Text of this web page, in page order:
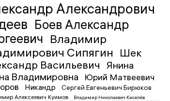
Александрович
Боев Александр
Владимир
Сипягин Шек
Васильевич
Янина
Владимировна
Юрий Матвеевич
Никандр Сергей Евгеньевич Бирюков
Алексеевич Куимов Владимир Николаевич Киселёв